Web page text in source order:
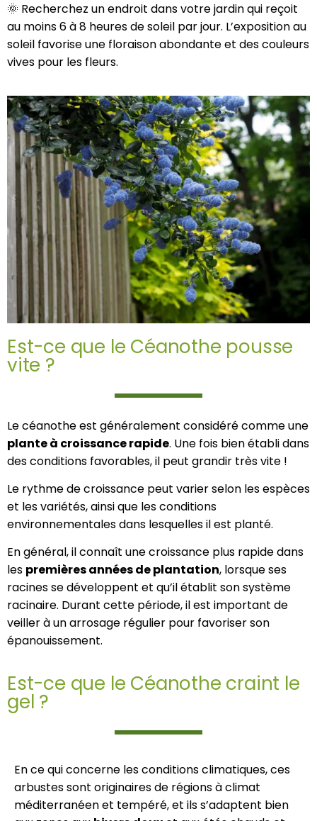
🌞 Recherchez un endroit dans votre jardin qui reçoit
au moins 6 à 8 heures de soleil par jour. L’exposition au
soleil favorise une floraison abondante et des couleurs
vives pour les fleurs.
Est-ce que le Céanothe pousse
vite ?
Le céanothe est généralement considéré comme une
plante à croissance rapide. Une fois bien établi dans
des conditions favorables, il peut grandir très vite !
Le rythme de croissance peut varier selon les espèces
et les variétés, ainsi que les conditions
environnementales dans lesquelles il est planté.
En général, il connaît une croissance plus rapide dans
les premières années de plantation, lorsque ses
racines se développent et qu’il établit son système
racinaire. Durant cette période, il est important de
veiller à un arrosage régulier pour favoriser son
épanouissement.
Est-ce que le Céanothe craint le
gel ?
En ce qui concerne les conditions climatiques, ces
arbustes sont originaires de régions à climat
méditerranéen et tempéré, et ils s’adaptent bien